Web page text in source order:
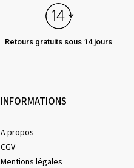
Retours gratuits sous 14 jours
INFORMATIONS
A propos
CGV
Mentions légales